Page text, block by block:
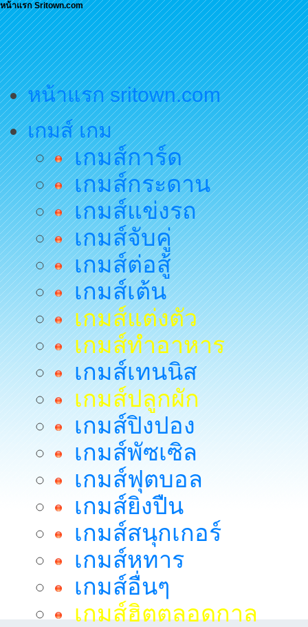
หน้าแรก Sritown.com
หน้าแรก sritown.com
เกมส์ เกม
เกมส์การ์ด
เกมส์กระดาน
เกมส์แข่งรถ
เกมส์จับคู่
เกมส์ต่อสู้
เกมส์เต้น
เกมส์แต่งตัว
เกมส์ทำอาหาร
เกมส์เทนนิส
เกมส์ปลูกผัก
เกมส์ปิงปอง
เกมส์พัซเซิล
เกมส์ฟุตบอล
เกมส์ยิงปืน
เกมส์สนุกเกอร์
เกมส์หทาร
เกมส์อื่นๆ
เกมส์ฮิตตลอดกาล